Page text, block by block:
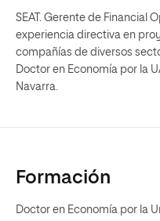
SEAT. Gerente de Financial
experiencia directiva en
compañías de diversos
Doctor en Economía por la
Navarra.
Formación
Doctor en Economía por la